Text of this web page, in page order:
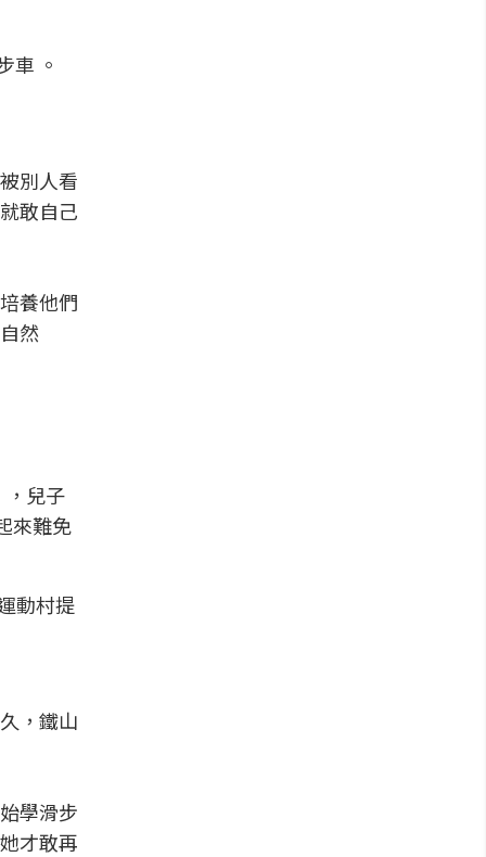
車 。
別人看
敢自己
養他們
然
，兒子
來難免
動村提
，鐵山
學滑步
才敢再